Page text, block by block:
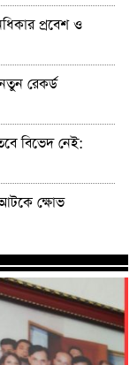
প্রবেশ ও
রেকর্ড
বিভেদ নেই:
আটকে ক্ষোভ